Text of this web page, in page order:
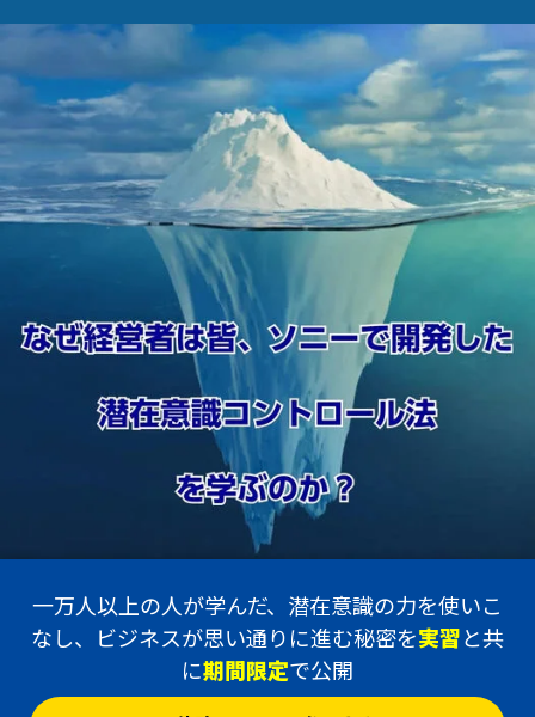
一万人以上の人が学んだ、潜在意識の力を使いこ
なし、ビジネスが思い通りに進む秘密を実習と共
に期間限定で公開